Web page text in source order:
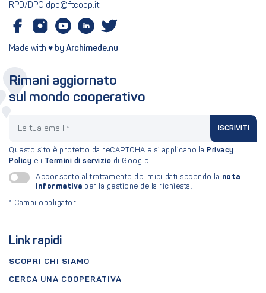
RPD/DPO dpo@ftcoop.it
Made with ♥ by Archimede.nu
Link rapidi
SCOPRI CHI SIAMO
CERCA UNA COOPERATIVA
Rimani aggiornato
sul mondo cooperativo
ISCRIVITI
Questo sito è protetto da reCAPTCHA e si applicano la Privacy
Policy e i Termini di servizio di Google.
Acconsento al trattamento dei miei dati secondo la nota
informativa per la gestione della richiesta.
* Campi obbligatori